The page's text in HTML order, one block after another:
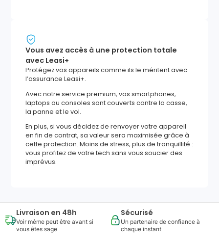
Vous avez accès à une protection totale
avec Leasi+
Protégez vos appareils comme ils le méritent avec
l’assurance Leasi+.
Avec notre service premium, vos smartphones,
laptops ou consoles sont couverts contre la casse,
la panne et le vol.
En plus, si vous décidez de renvoyer votre appareil
en fin de contrat, sa valeur sera maximisée grâce à
cette protection. Moins de stress, plus de tranquillité :
vous profitez de votre tech sans vous soucier des
imprévus.
Livraison en 48h
Voir même peut être avant si
vous êtes sage
Sécurisé
Un partenaire de confiance à
chaque instant